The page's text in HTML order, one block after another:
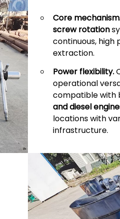
Core
screw rotation​
continuous, high
extraction.
​Power flexibility.
operational
compatible with
and diesel
locations with
infrastructure.